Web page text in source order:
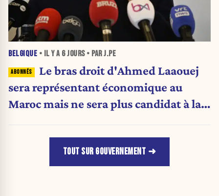
BELGIQUE • IL Y A 6 JOURS• PAR J.PE
Le bras droit d'Ahmed Laaouej
sera représentant économique au
Maroc mais ne sera plus candidat à la
TOUT SUR GOUVERNEMENT